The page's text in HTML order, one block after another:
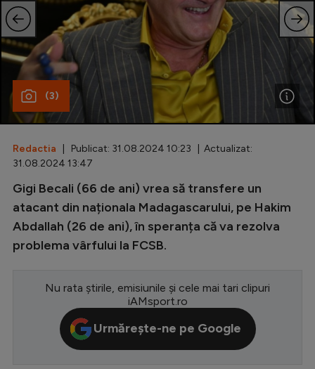
Echipa Națională
U21
Fotbal feminin
Special
Diverse
Inedit
Champions League
Conference League
CM 2026
Premier League
(3)
Redactia | Publicat: 31.08.2024 10:23 | Actualizat:
31.08.2024 13:47
Gigi Becali (66 de ani) vrea să transfere un
atacant din naționala Madagascarului, pe Hakim
Abdallah (26 de ani), în speranța că va rezolva
problema vârfului la FCSB.
Nu rata știrile, emisiunile și cele mai tari clipuri
iAMsport.ro
Urmărește-ne pe Google